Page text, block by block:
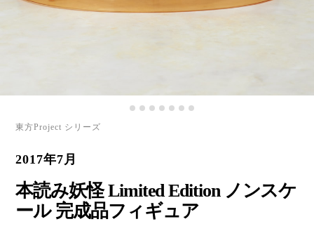
東方Project シリーズ
2017年7月
本読み妖怪 Limited Edition ノンスケ
ール 完成品フィギュア